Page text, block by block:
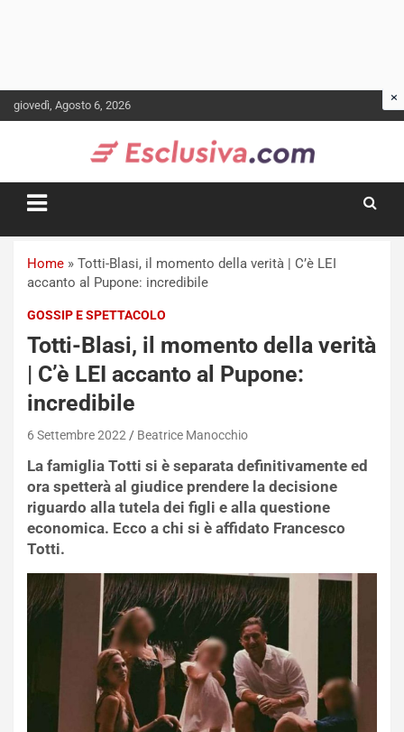
Skip
to
giovedì, Agosto 6, 2026
Home » Totti-Blasi, il momento della verità | C’è LEI
accanto al Pupone: incredibile
GOSSIP E SPETTACOLO
Totti-Blasi, il momento della verità
| C’è LEI accanto al Pupone:
incredibile
6 Settembre 2022 Beatrice Manocchio
La famiglia Totti si è separata definitivamente ed
ora spetterà al giudice prendere la decisione
riguardo alla tutela dei figli e alla questione
economica. Ecco a chi si è affidato Francesco
Totti.